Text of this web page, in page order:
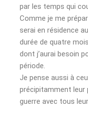
par les temps qui
Comme je me
serai en résidence
durée de quatre
dont j’aurai besoin
période.
Je pense aussi à
précipitamment leur
guerre avec tous